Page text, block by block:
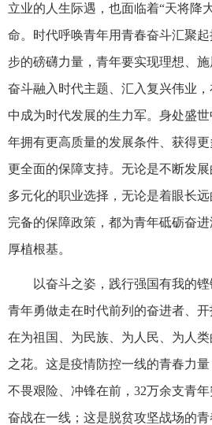
立业的人生际遇，也面临着“天将降
命。时代呼唤青年用青春奋斗汇聚
步的磅礴力量，青年要实现理想、
奋斗融入时代主题、汇入复兴伟业
中成为时代发展的生力军。身处盛
年拥有更高质量的发展条件、获得
更全面的保障支持。无论是不断发
多元化的职业选择，无论是着眼长
完备的保障政策，都为青年砥砺奋进
厚植根基。
以奋斗之姿，践行强国有我的
青年勇做走在时代前列的奋进者、
在为祖国、为民族、为人民、为人
之花。这是疫情防控一线的青春力
不畏艰险、冲锋在前，32万余支青
奋战在一线；这是脱贫攻坚战场的